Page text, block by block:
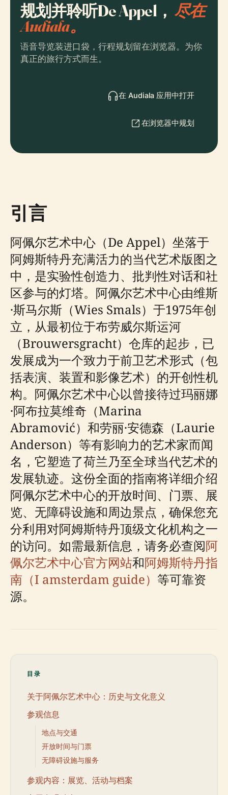
规划并聆听De Appel，尽在
Audiala。
语音导览装进口袋，行程规划留在浏览器。为你
真正的旅行方式而生。
在 Audiala 应用中打开
在浏览器中规划
引言
阿佩尔艺术中心（De Appel）坐落于
阿姆斯特丹充满活力的当代艺术版图之
中，是实验性创造力、批判性对话和社
区参与的灯塔。阿佩尔艺术中心由维斯
·斯马尔斯（Wies Smals）于1975年创
立，从最初位于布劳威尔斯运河
（Brouwersgracht）仓库的起步，已
发展成为一个致力于前卫艺术形式（包
括表演、装置和影像艺术）的开创性机
构。阿佩尔艺术中心以曾接待过玛丽娜
·阿布拉莫维奇（Marina
Abramović）和劳丽·安德森（Laurie
Anderson）等有影响力的艺术家而闻
名，它塑造了荷兰乃至全球当代艺术的
发展轨迹。这份全面的指南将详细介绍
阿佩尔艺术中心的开放时间、门票、展
览、无障碍设施和周边景点，确保您充
分利用对阿姆斯特丹顶级文化机构之一
的访问。如需最新信息，请务必查阅阿
佩尔艺术中心官方网站和阿姆斯特丹指
南（I amsterdam guide） 等可靠资
源。
目录
关于阿佩尔艺术中心：历史与文化意义
参观信息
地点与交通
开放时间与门票
无障碍设施与服务
参观内容：展览、活动与档案